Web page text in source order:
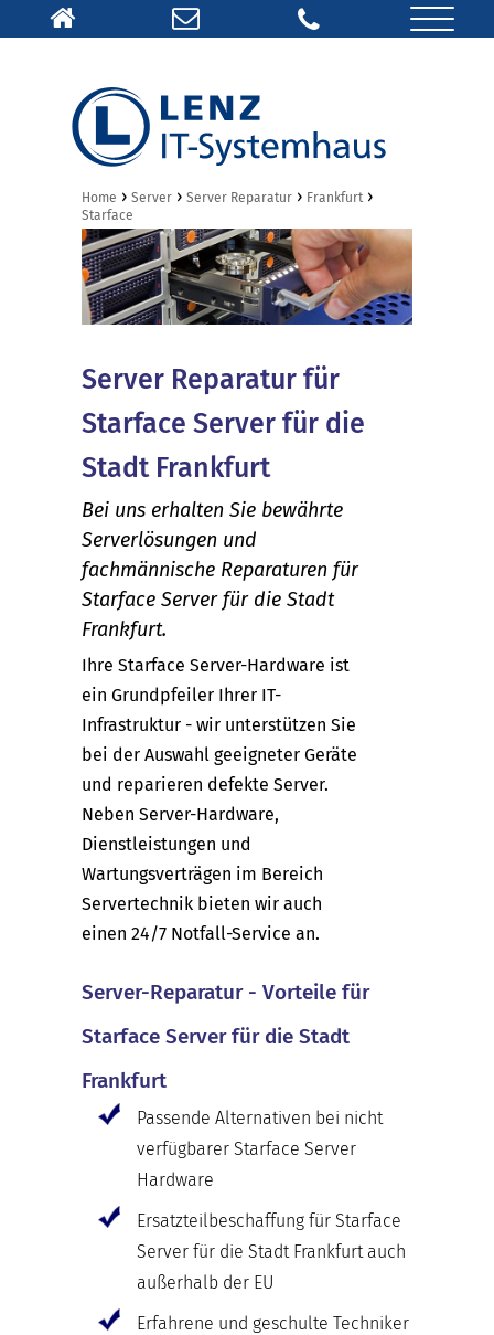
Home › Server › Server Reparatur › Frankfurt ›
Starface
Server Reparatur für
Starface Server für die
Stadt Frankfurt
Bei uns erhalten Sie bewährte
Serverlösungen und
fachmännische Reparaturen für
Starface Server für die Stadt
Frankfurt.
Ihre Starface Server-Hardware ist
ein Grundpfeiler Ihrer IT-
Infrastruktur - wir unterstützen Sie
bei der Auswahl geeigneter Geräte
und reparieren defekte Server.
Neben Server-Hardware,
Dienstleistungen und
Wartungsverträgen im Bereich
Servertechnik bieten wir auch
einen 24/7 Notfall-Service an.
Server-Reparatur - Vorteile für
Starface Server für die Stadt
Frankfurt
Passende Alternativen bei nicht
verfügbarer Starface Server
Hardware
Ersatzteilbeschaffung für Starface
Server für die Stadt Frankfurt auch
außerhalb der EU
Erfahrene und geschulte Techniker